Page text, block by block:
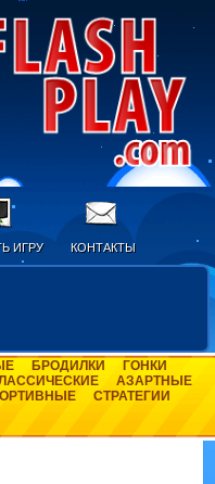
ИГРУ КОНТАКТЫ
БРОДИЛКИ
ГОНКИ
АЗАРТНЫЕ
СТРАТЕГИИ